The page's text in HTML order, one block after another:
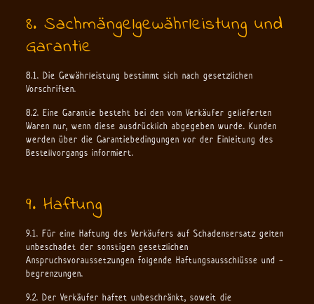
8. Sachmängelgewährleistung und
Garantie
8.1. Die Gewährleistung bestimmt sich nach gesetzlichen
Vorschriften.
8.2. Eine Garantie besteht bei den vom Verkäufer gelieferten
Waren nur, wenn diese ausdrücklich abgegeben wurde. Kunden
werden über die Garantiebedingungen vor der Einleitung des
Bestellvorgangs informiert.
9. Haftung
9.1. Für eine Haftung des Verkäufers auf Schadensersatz gelten
unbeschadet der sonstigen gesetzlichen
Anspruchsvoraussetzungen folgende Haftungsausschlüsse und -
begrenzungen.
9.2. Der Verkäufer haftet unbeschränkt, soweit die